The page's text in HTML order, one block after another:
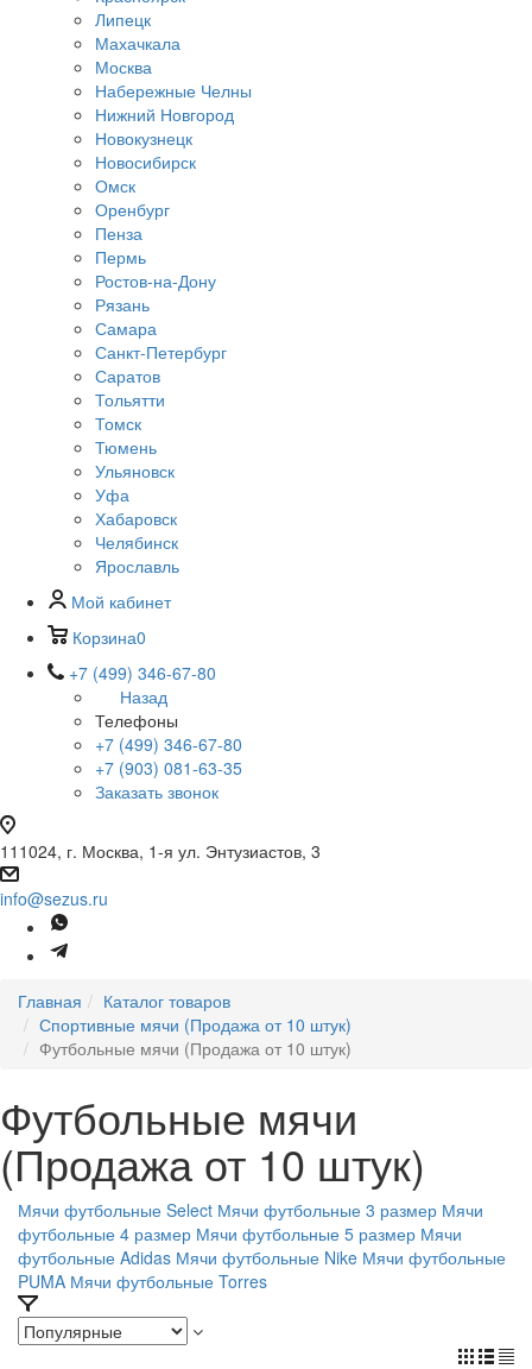
Липецк
Махачкала
Москва
Набережные Челны
Нижний Новгород
Новокузнецк
Новосибирск
Омск
Оренбург
Пенза
Пермь
Ростов-на-Дону
Рязань
Самара
Санкт-Петербург
Саратов
Тольятти
Томск
Тюмень
Ульяновск
Уфа
Хабаровск
Челябинск
Ярославль
Мой кабинет
Корзина0
+7 (499) 346-67-80
Назад
Телефоны
+7 (499) 346-67-80
+7 (903) 081-63-35
Заказать звонок
111024, г. Москва, 1-я ул. Энтузиастов, 3
info@sezus.ru
Главная
Каталог товаров
Спортивные мячи (Продажа от 10 штук)
Футбольные мячи (Продажа от 10 штук)
Футбольные мячи
(Продажа от 10 штук)
Мячи футбольные Select Мячи футбольные 3 размер Мячи
футбольные 4 размер Мячи футбольные 5 размер Мячи
футбольные Adidas Мячи футбольные Nike Мячи футбольные
PUMA Мячи футбольные Torres